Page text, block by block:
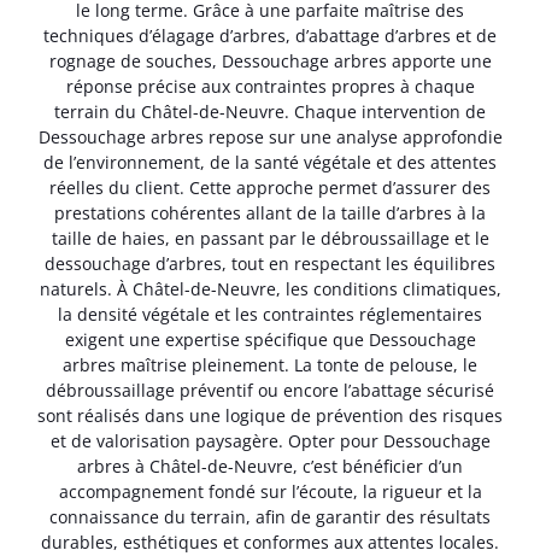
le long terme. Grâce à une parfaite maîtrise des
techniques d’élagage d’arbres, d’abattage d’arbres et de
rognage de souches, Dessouchage arbres apporte une
réponse précise aux contraintes propres à chaque
terrain du Châtel-de-Neuvre. Chaque intervention de
Dessouchage arbres repose sur une analyse approfondie
de l’environnement, de la santé végétale et des attentes
réelles du client. Cette approche permet d’assurer des
prestations cohérentes allant de la taille d’arbres à la
taille de haies, en passant par le débroussaillage et le
dessouchage d’arbres, tout en respectant les équilibres
naturels. À Châtel-de-Neuvre, les conditions climatiques,
la densité végétale et les contraintes réglementaires
exigent une expertise spécifique que Dessouchage
arbres maîtrise pleinement. La tonte de pelouse, le
débroussaillage préventif ou encore l’abattage sécurisé
sont réalisés dans une logique de prévention des risques
et de valorisation paysagère. Opter pour Dessouchage
arbres à Châtel-de-Neuvre, c’est bénéficier d’un
accompagnement fondé sur l’écoute, la rigueur et la
connaissance du terrain, afin de garantir des résultats
durables, esthétiques et conformes aux attentes locales.